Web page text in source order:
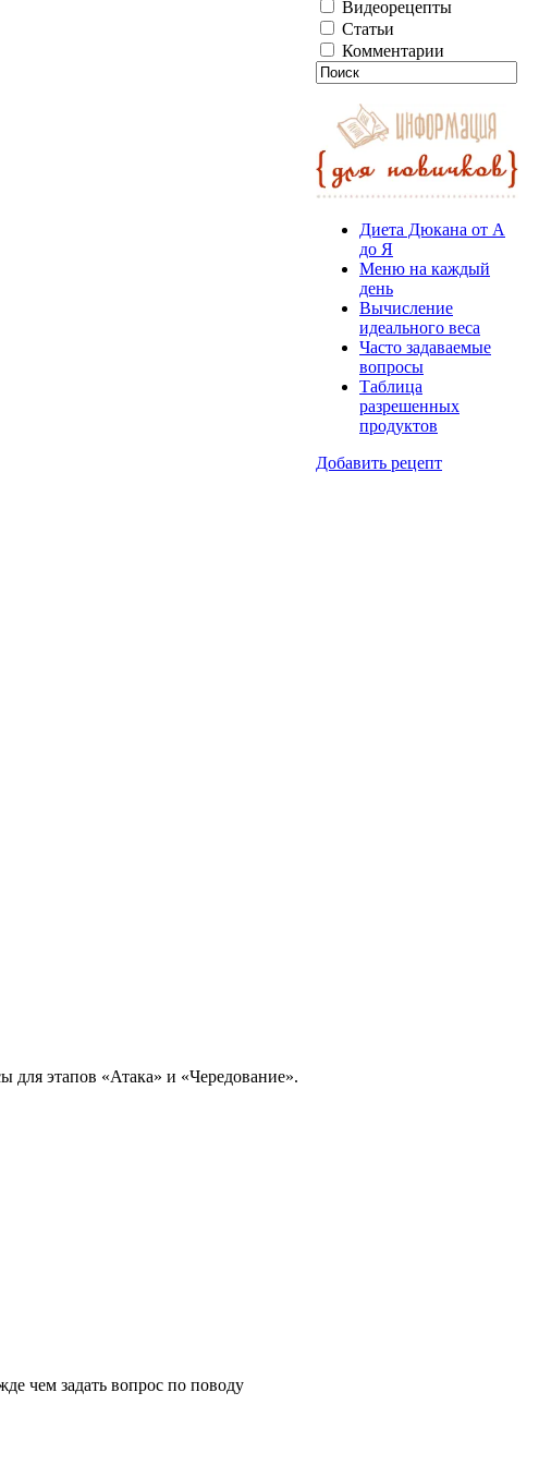
для этапов «Атака» и «Чередование».
чем задать вопрос по поводу
Видеорецепты
Статьи
Комментарии
Диета Дюкана от А
до Я
Меню на каждый
день
Вычисление
идеального веса
Часто задаваемые
вопросы
Таблица
разрешенных
продуктов
Добавить рецепт